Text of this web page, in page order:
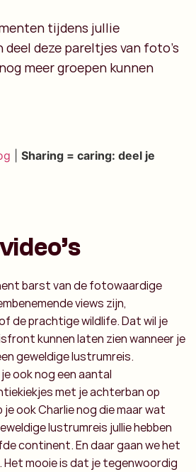
tijdens jullie
deel deze pareltjes van foto's
meer groepen kunnen
|Sharing = caring: deel je
barst van de fotowaardige
views zijn,
de prachtige wildlife. Dat wil je
kunnen laten zien wanneer je
geweldige lustrumreis.
ook nog een aantal
met je achterban op
je ook Charlie nog die maar wat
lustrumreis jullie hebben
continent. En daar gaan we het
Het mooie is dat je tegenwoordig